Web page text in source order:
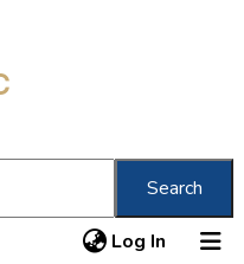
Search
Log In (current)